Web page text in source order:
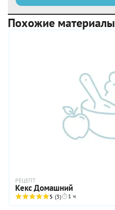
Похожие материалы
РЕЦЕПТ
Кекс Домашний
5 (3) 1 ч